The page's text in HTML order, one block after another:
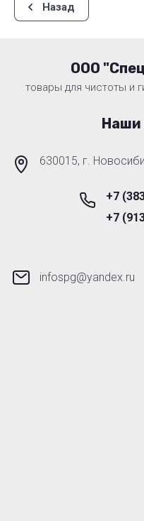
Назад
ООО
товары для чистоты и
Наши
630015, г.
+7
+7
infospg@yandex.ru